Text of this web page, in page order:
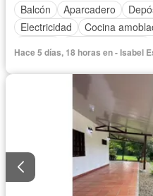
Balcón
Aparcadero
Electricidad
Cocina
Hace 5 días, 18 horas en - Isabel